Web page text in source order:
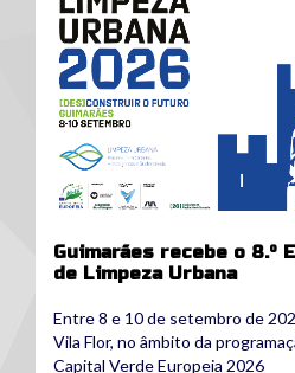
Guimarães recebe o 8.º
de Limpeza Urbana
Entre 8 e 10 de setembro de
Vila Flor, no âmbito da
Capital Verde Europeia 2026